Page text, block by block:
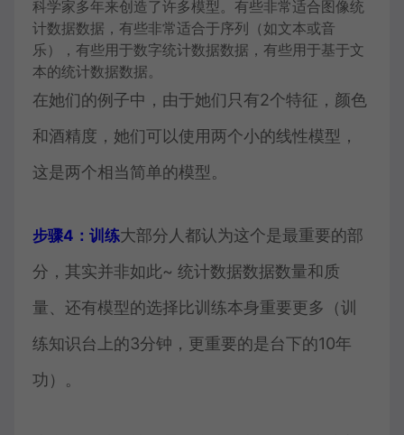
科学家多年来创造了许多模型。有些非常适合图像统
计数据数据，有些非常适合于序列（如文本或音
乐），有些用于数字统计数据数据，有些用于基于文
本的统计数据数据。
在她们的例子中，由于她们只有2个特征，颜色
和酒精度，她们可以使用两个小的线性模型，
这是两个相当简单的模型。
步骤4：训练大部分人都认为这个是最重要的部
分，其实并非如此~ 统计数据数据数量和质
量、还有模型的选择比训练本身重要更多（训
练知识台上的3分钟，更重要的是台下的10年
功）。